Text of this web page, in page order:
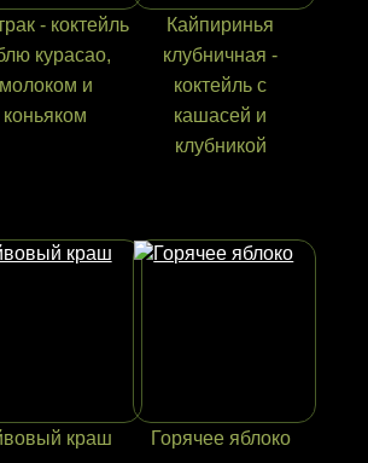
- коктейль
курасао,
молоком и
коньяком
Кайпиринья
клубничная -
коктейль с
кашасей и
клубникой
краш Горячее яблоко